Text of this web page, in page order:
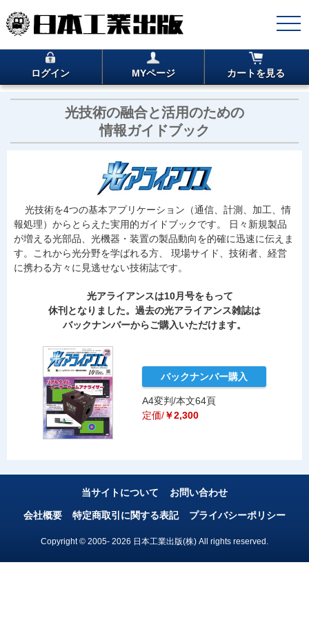
ログイン MYページ カートを見る
光技術の融合と活用のための
情報ガイドブック
光技術を4つの基本アプリケーション（通信、計測、加工、情
報処理）からとらえた実用的ガイドブックです。 日々新規製品
が増える光部品、光機器・装置の製品動向を的確に迅速に伝えま
す。これから光分野を学ばれる方、 現場サイド、技術者、経営
に携わる方々に見逃せない技術誌です。
光アライアンスは10月号をもって
休刊となりました。過去の光アライアンス雑誌は
バックナンバーからご購入いただけます。
バックナンバー購入
A4変判/本文64頁
定価/￥2,300
当サイトについて お問い合わせ
会社概要 特定商取引に関する表記 プライバシーポリシー
Copyright © 2005- 2026 日本工業出版(株) All rights reserved.